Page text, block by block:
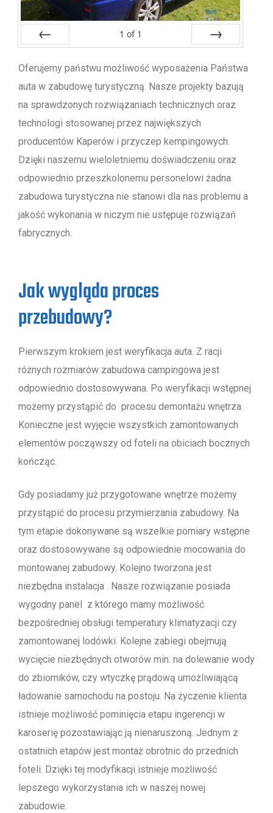
1 of 1
Oferujemy państwu możliwość wyposażenia Państwa
auta w zabudowę turystyczną. Nasze projekty bazują
na sprawdzonych rozwiązaniach technicznych oraz
technologi stosowanej przez największych
producentów Kaperów i przyczep kempingowych.
Dzięki naszemu wieloletniemu doświadczeniu oraz
odpowiednio przeszkolonemu personelowi żadna
zabudowa turystyczna nie stanowi dla nas problemu a
jakość wykonania w niczym nie ustępuje rozwiązań
fabrycznych.
Jak wygląda proces
przebudowy?
Pierwszym krokiem jest weryfikacja auta. Z racji
różnych rozmiarów zabudowa campingowa jest
odpowiednio dostosowywana. Po weryfikacji wstępnej
możemy przystąpić do procesu demontażu wnętrza.
Konieczne jest wyjęcie wszystkich zamontowanych
elementów począwszy od foteli na obiciach bocznych
kończąc.
Gdy posiadamy już przygotowane wnętrze możemy
przystąpić do procesu przymierzania zabudowy. Na
tym etapie dokonywane są wszelkie pomiary wstępne
oraz dostosowywane są odpowiednie mocowania do
montowanej zabudowy. Kolejno tworzona jest
niezbędna instalacja . Nasze rozwiązanie posiada
wygodny panel z którego mamy możliwość
bezpośredniej obsługi temperatury klimatyzacji czy
zamontowanej lodówki. Kolejne zabiegi obejmują
wycięcie niezbędnych otworów min. na dolewanie wody
do zbiorników, czy wtyczkę prądową umożliwiającą
ładowanie samochodu na postoju. Na życzenie klienta
istnieje możliwość pominięcia etapu ingerencji w
karoserię pozostawiając ją nienaruszoną. Jednym z
ostatnich etapów jest montaż obrotnic do przednich
foteli. Dzięki tej modyfikacji istnieje możliwość
lepszego wykorzystania ich w naszej nowej
zabudowie.